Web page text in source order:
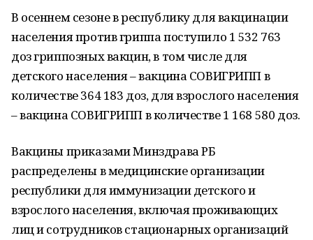
В осеннем сезоне в республику для вакцинации
населения против гриппа поступило 1 532 763
доз гриппозных вакцин, в том числе для
детского населения – вакцина СОВИГРИПП в
количестве 364 183 доз, для взрослого населения
– вакцина СОВИГРИПП в количестве 1 168 580 доз.
Вакцины приказами Минздрава РБ
распределены в медицинские организации
республики для иммунизации детского и
взрослого населения, включая проживающих
лиц и сотрудников стационарных организаций